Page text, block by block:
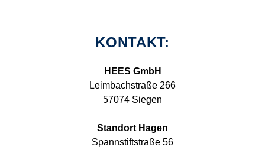
KONTAKT:
HEES GmbH
Leimbachstraße 266
57074 Siegen
Standort Hagen
Spannstiftstraße 56